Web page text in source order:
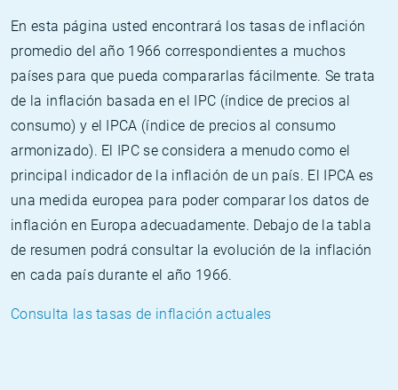
En esta página usted encontrará los tasas de inflación
promedio del año 1966 correspondientes a muchos
países para que pueda compararlas fácilmente. Se trata
de la inflación basada en el IPC (índice de precios al
consumo) y el IPCA (índice de precios al consumo
armonizado). El IPC se considera a menudo como el
principal indicador de la inflación de un país. El IPCA es
una medida europea para poder comparar los datos de
inflación en Europa adecuadamente. Debajo de la tabla
de resumen podrá consultar la evolución de la inflación
en cada país durante el año 1966.
Consulta las tasas de inflación actuales